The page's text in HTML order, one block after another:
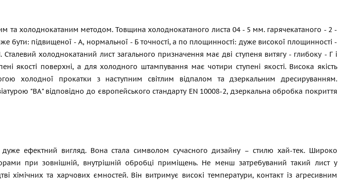
та холоднокатаним методом. Товщина холоднокатаного листа 04 - 5 мм. гарячекатаного - 2 -
бути: підвищеної - А, нормальної - Б точності, а по площинності: дуже високої площинності -
Сталевий холоднокатаний лист загального призначення має дві ступеня витягу - глибоку - Г і
якості поверхні, а для холодного штампування має чотири ступені якості. Висока якість
холодної прокатки з наступним світлим відпалом та дзеркальним дресируванням.
"ВА" відповідно до європейського стандарту EN 10008-2, дзеркальна обробка покриття
ефектний вигляд. Вона стала символом сучасного дизайну – стилю хай-тек. Широко
при зовнішній, внутрішній обробці приміщень. Не менш затребуваний такий лист у
хімічних та харчових ємностей. Він витримує високі температури, контакт із агресивним